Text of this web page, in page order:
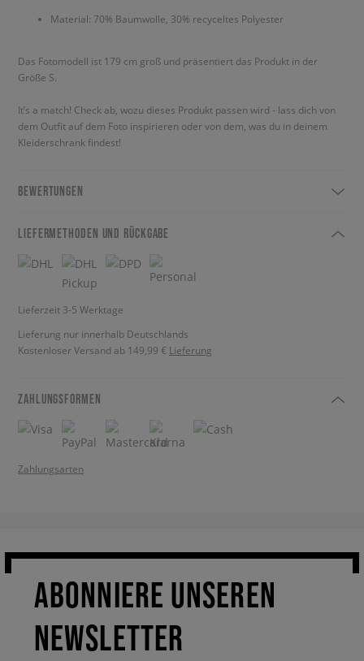
Material: 70% Baumwolle, 30% recyceltes Polyester
Das Fotomodell ist 179 cm groß und präsentiert das Produkt in der
Größe S.
It’s a match! Check ab, wozu dieses Produkt passen wird - lass dich von
dem Outfit auf dem Foto inspirieren oder von dem, was du in deinem
Kleiderschrank findest!
BEWERTUNGEN
LIEFERMETHODEN UND RÜCKGABE
Lieferzeit 3-5 Werktage
Lieferung nur innerhalb Deutschlands
Kostenloser Versand ab 149,99 € Lieferung
ZAHLUNGSFORMEN
Zahlungsarten
ABONNIERE UNSEREN
NEWSLETTER